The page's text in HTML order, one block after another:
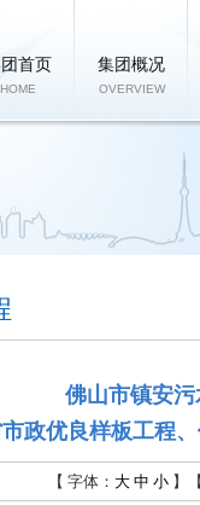
首页
HOME
集团概况
OVERVIEW
佛山市镇安
政优良样板工程
【 字体： 大 中 小】